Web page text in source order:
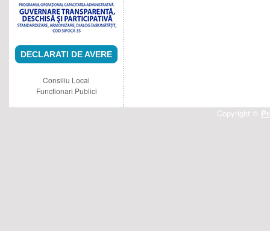
DECLARATI DE AVERE
Consiliu Local
Functionari Publici
Copyright ©